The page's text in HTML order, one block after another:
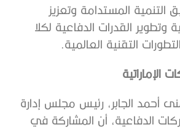
المستدامة وتعزيز
وتطوير القدرات الدفاعية لكلا
التقنية العالمية.
الإماراتية
أحمد الجابر، رئيس مجلس إدارة
الدفاعية، أن المشاركة في